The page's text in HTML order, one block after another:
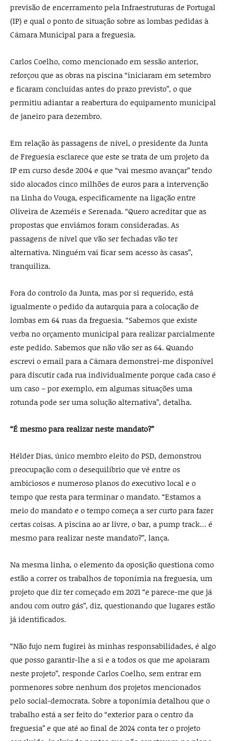
previsão de encerramento pela Infraestruturas de Portugal
(IP) e qual o ponto de situação sobre as lombas pedidas à
Câmara Municipal para a freguesia.
Carlos Coelho, como mencionado em sessão anterior,
reforçou que as obras na piscina “iniciaram em setembro
e ficaram concluídas antes do prazo previsto”, o que
permitiu adiantar a reabertura do equipamento municipal
de janeiro para dezembro.
Em relação às passagens de nível, o presidente da Junta
de Freguesia esclarece que este se trata de um projeto da
IP em curso desde 2004 e que “vai mesmo avançar” tendo
sido alocados cinco milhões de euros para a intervenção
na Linha do Vouga, especificamente na ligação entre
Oliveira de Azeméis e Serenada. “Quero acreditar que as
propostas que enviámos foram consideradas. As
passagens de nível que vão ser fechadas vão ter
alternativa. Ninguém vai ficar sem acesso às casas”,
tranquiliza.
Fora do controlo da Junta, mas por si requerido, está
igualmente o pedido da autarquia para a colocação de
lombas em 64 ruas da freguesia. “Sabemos que existe
verba no orçamento municipal para realizar parcialmente
este pedido. Sabemos que não vão ser as 64. Quando
escrevi o email para a Câmara demonstrei-me disponível
para discutir cada rua individualmente porque cada caso é
um caso – por exemplo, em algumas situações uma
rotunda pode ser uma solução alternativa”, detalha.
“É mesmo para realizar neste mandato?”
Hélder Dias, único membro eleito do PSD, demonstrou
preocupação com o desequilíbrio que vê entre os
ambiciosos e numeroso planos do executivo local e o
tempo que resta para terminar o mandato. “Estamos a
meio do mandato e o tempo começa a ser curto para fazer
certas coisas. A piscina ao ar livre, o bar, a pump track… é
mesmo para realizar neste mandato?”, lança.
Na mesma linha, o elemento da oposição questiona como
estão a correr os trabalhos de toponímia na freguesia, um
projeto que diz ter começado em 2021 “e parece-me que já
andou com outro gás”, diz, questionando que lugares estão
já identificados.
“Não fujo nem fugirei às minhas responsabilidades, é algo
que posso garantir-lhe a si e a todos os que me apoiaram
neste projeto”, responde Carlos Coelho, sem entrar em
pormenores sobre nenhum dos projetos mencionados
pelo social-democrata. Sobre a toponímia detalhou que o
trabalho está a ser feito do “exterior para o centro da
freguesia” e que até ao final de 2024 conta ter o projeto